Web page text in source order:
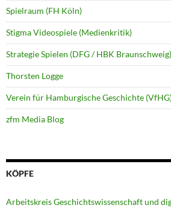
Spielraum (FH Köln)
Stigma Videospiele (Medienkritik)
Strategie Spielen (DFG / HBK Braunschweig)
Thorsten Logge
Verein für Hamburgische Geschichte
zfm Media Blog
KÖPFE
Arbeitskreis Geschichtswissenschaft und